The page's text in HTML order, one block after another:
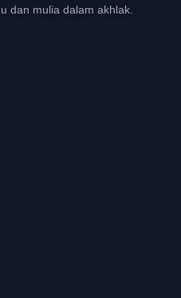
dan mulia dalam akhlak.